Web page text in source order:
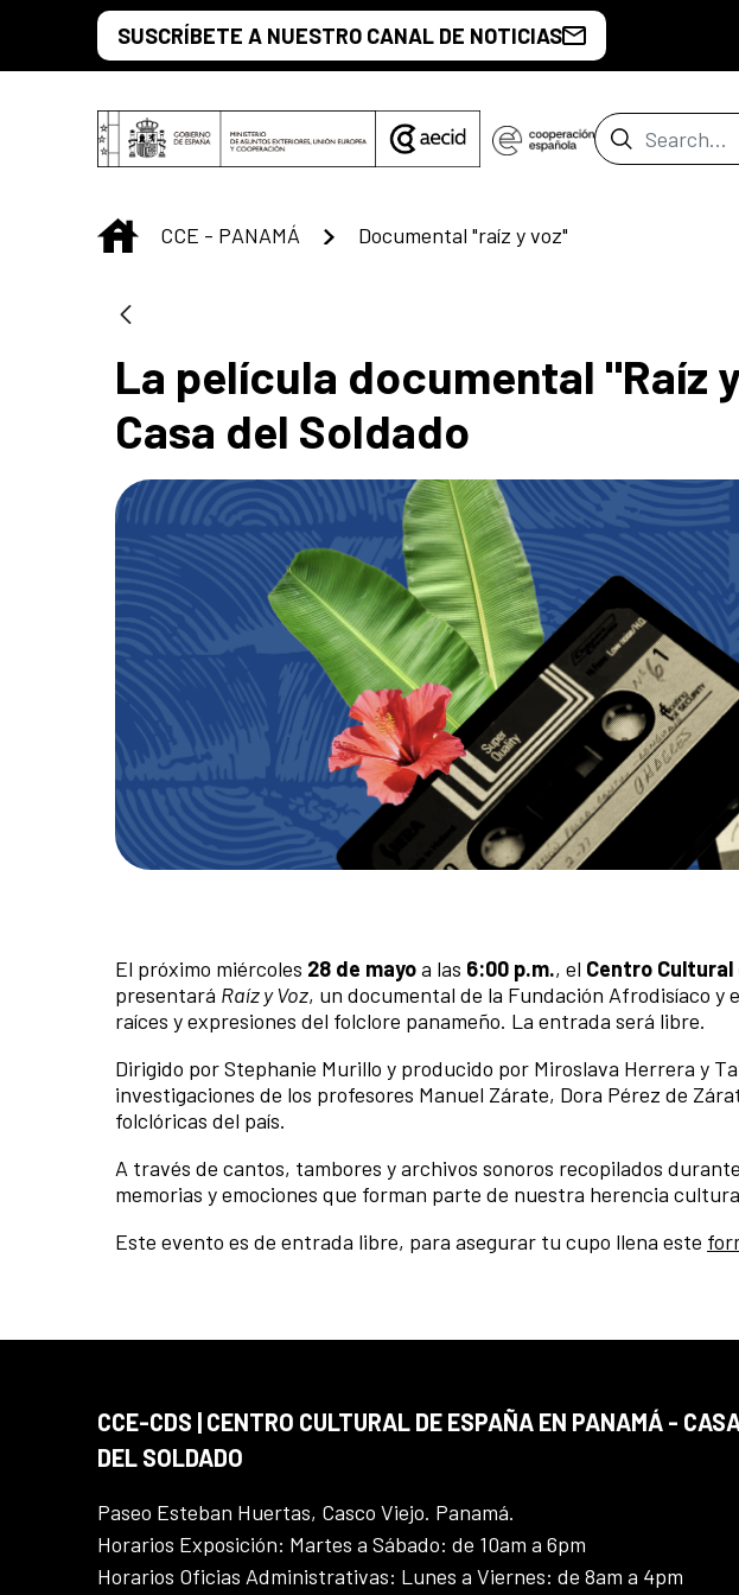
Skip to Main ContentSUSCRÍBETE A NUESTRO CANAL DE NOTICIAS
Search Bar
INICIO
CCE - PANAMÁ Documental "raíz y voz"
La película documental "Raíz
Casa del Soldado
El próximo miércoles 28 de mayoa las 6:00 p.m., el Centro Cultural
presentará Raíz y Voz, un documental de la Fundación Afrodisíaco y
raíces y expresiones del folclore panameño. La entrada será libre.
Dirigido por Stephanie Murillo y producido por Miroslava Herrera y
investigaciones de los profesores Manuel Zárate, Dora Pérez de
folclóricas del país.
A través de cantos, tambores y archivos sonoros recopilados
memorias y emociones que forman parte de nuestra herencia
Este evento es de entrada libre, para asegurar tu cupo llena este
CCE-CDS | CENTRO CULTURAL DE ESPAÑA EN PANAMÁ -
DEL SOLDADO
Paseo Esteban Huertas, Casco Viejo. Panamá.
Horarios Exposición: Martes a Sábado: de 10am a 6pm
Horarios Oficias Administrativas: Lunes a Viernes: de 8am a 4pm